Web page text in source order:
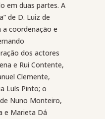
em duas partes. A
de D. Luiz de
a coordenação e
dos actores
e Rui Contente,
Clemente,
Luís Pinto; o
Nuno Monteiro,
e Marieta Dá